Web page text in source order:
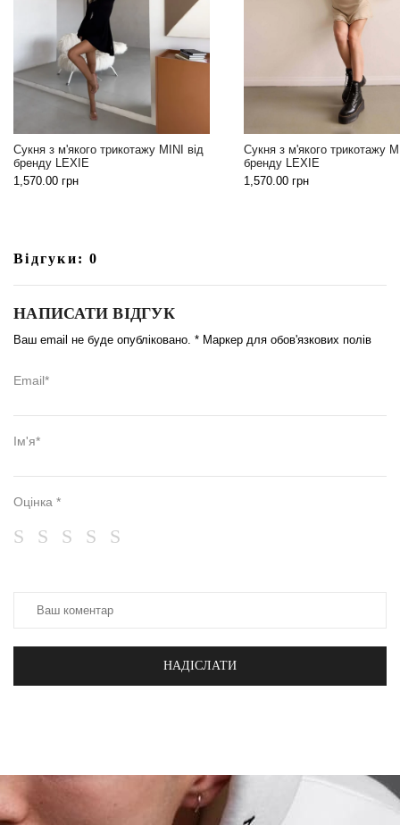
MINI від
Сукня з м'якого трикотажу MINI від
Відгуки: 0
НАПИСАТИ ВІДГУК
Ваш email не буде опубліковано. * Маркер для обов'язкових полів
Email*
Ім'я*
Оцінка *
НАДІСЛАТИ